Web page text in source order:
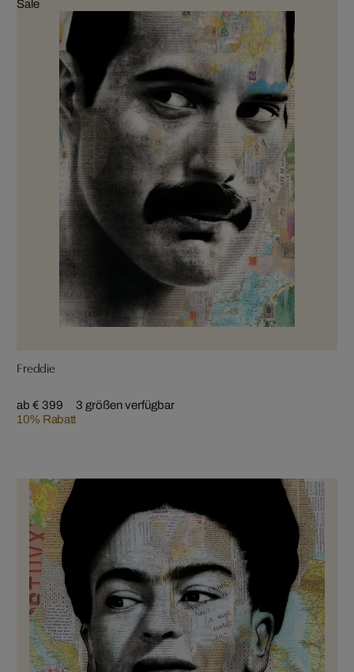
Sale
Freddie
ab € 399
10% Rabatt
3 größen verfügbar